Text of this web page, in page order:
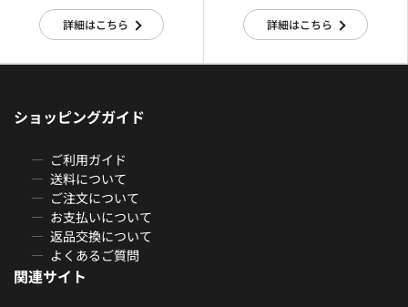
詳細はこちら 詳細はこちら
ショッピングガイド
ご利用ガイド
送料について
ご注文について
お支払いについて
返品交換について
よくあるご質問
関連サイト